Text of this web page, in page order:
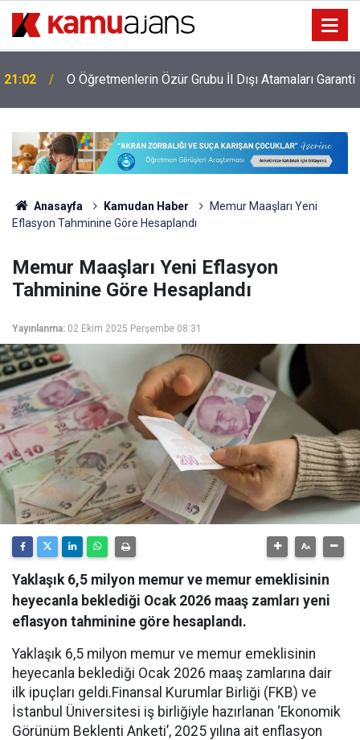
21:02 O Öğretmenlerin Özür Grubu İl Dışı Atamaları Garanti
Anasayfa Kamudan Haber
Memur Maaşları Yeni
Eflasyon Tahminine Göre Hesaplandı
Memur Maaşları Yeni Eflasyon
Tahminine Göre Hesaplandı
Yayınlanma: 02 Ekim 2025 Perşembe 08:31
Yaklaşık 6,5 milyon memur ve memur emeklisinin
heyecanla beklediği Ocak 2026 maaş zamları yeni
eflasyon tahminine göre hesaplandı.
Yaklaşık 6,5 milyon memur ve memur emeklisinin
heyecanla beklediği Ocak 2026 maaş zamlarına dair
ilk ipuçları geldi.Finansal Kurumlar Birliği (FKB) ve
İstanbul Üniversitesi iş birliğiyle hazırlanan ‘Ekonomik
Görünüm Beklenti Anketi’, 2025 yılına ait enflasyon